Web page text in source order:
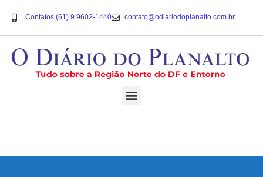
Contatos (61) 9 9602-1440 contato@odiariodoplanalto.com.br